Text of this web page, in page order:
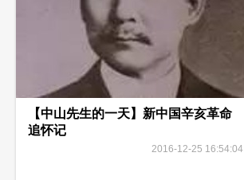
【中山先生的一天】新中国辛亥革命
追怀记
2016-12-25 16:54:04